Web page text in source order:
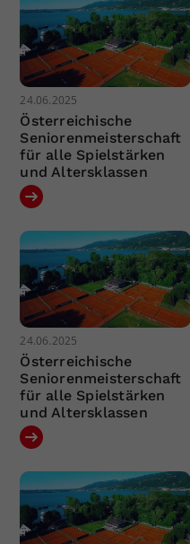
24.06.2025
Österreichische
Seniorenmeisterschaft
für alle Spielstärken
und Altersklassen
24.06.2025
Österreichische
Seniorenmeisterschaft
für alle Spielstärken
und Altersklassen